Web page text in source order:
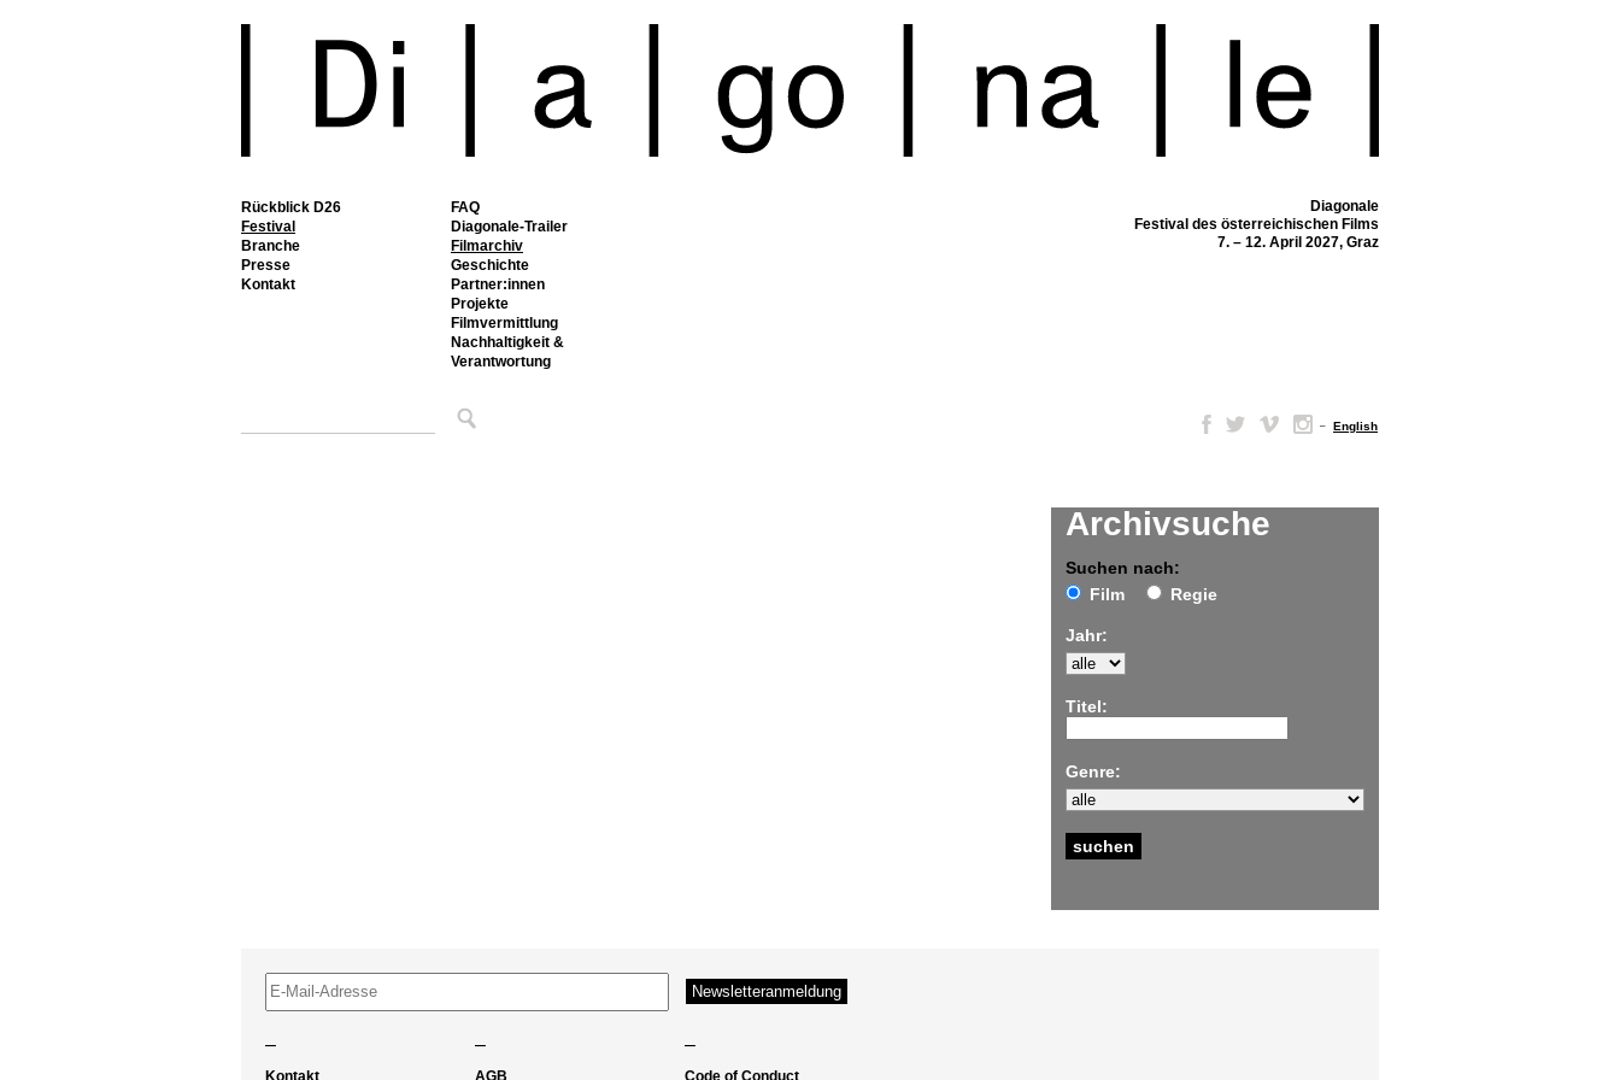
Rückblick D26
Festival
FAQ
Diagonale-Trailer
Filmarchiv
Geschichte
Partner:innen
Projekte
Filmvermittlung
Nachhaltigkeit &
Verantwortung
Branche
Presse
Kontakt
Diagonale
Festival des österreichischen Films
7. – 12. April 2027, Graz
– English
Archivsuche
Suchen nach:
Film
Regie
Jahr:
Titel:
Genre:
– – –
Kontakt AGB Code of Conduct